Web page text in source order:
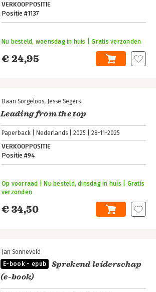
VERKOOPPOSITIE
Positie #1137
€ 24,95
Nu besteld, woensdag in huis | Gratis verzonden
Daan Sorgeloos Jesse Segers
Leading from the top
Paperback Nederlands 2025 28-11-2025
VERKOOPPOSITIE
Positie #94
€ 34,50
Op voorraad | Nu besteld, dinsdag in huis | Gratis
verzonden
Jan Sonneveld
E-book - epub
Sprekend leiderschap
(e-book)